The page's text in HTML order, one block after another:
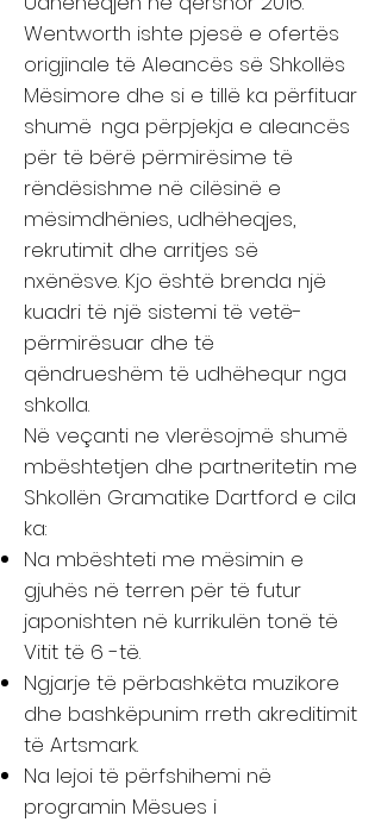
Wentworth ishte pjesë e ofertës
origjinale të Aleancës së Shkollës
Mësimore dhe si e tillë ka përfituar
shumë nga përpjekja e aleancës
për të bërë përmirësime të
rëndësishme në cilësinë e
mësimdhënies, udhëheqjes,
rekrutimit dhe arritjes së
nxënësve. Kjo është brenda një
kuadri të një sistemi të vetë-
përmirësuar dhe të
qëndrueshëm të udhëhequr nga
shkolla.
Në veçanti ne vlerësojmë shumë
mbështetjen dhe partneritetin me
Shkollën Gramatike Dartford e cila
ka:
Na mbështeti me mësimin e
gjuhës në terren për të futur
japonishten në kurrikulën tonë të
Vitit të 6 -të.
Ngjarje të përbashkëta muzikore
dhe bashkëpunim rreth akreditimit
të Artsmark.
Na lejoi të përfshihemi në
programin Mësues i